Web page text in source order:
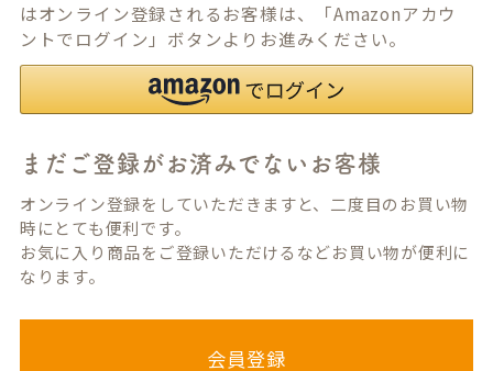
はオンライン登録されるお客様は、「Amazonアカウ
ントでログイン」ボタンよりお進みください。
まだご登録がお済みでないお客様
オンライン登録をしていただきますと、二度目のお買い物
時にとても便利です。
お気に入り商品をご登録いただけるなどお買い物が便利に
なります。
会員登録